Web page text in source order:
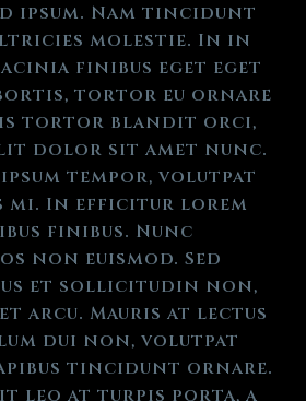
ipsum. Nam tincidunt
molestie. In in
finibus eget eget
tortor eu ornare
tortor blandit orci,
dolor sit amet nunc.
ipsum tempor, volutpat
mi. In efficitur lorem
finibus. Nunc
non euismod. Sed
et sollicitudin non,
arcu. Mauris at lectus
dui non, volutpat
tincidunt ornare.
leo at turpis porta, a